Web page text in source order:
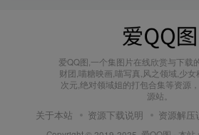
爱QQ图,一个集图片在线欣赏与下载
财团,喵糖映画,喵写真,风之领域,少女
次元,绝对领域姐的打包合集等资源
源站。
关于本站 资源下载说明 资源解压